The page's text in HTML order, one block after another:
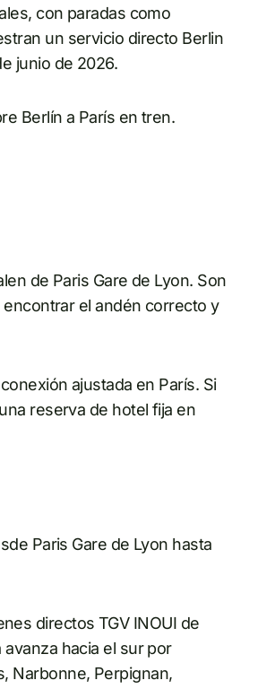
con paradas como
un servicio directo Berlin
junio de 2026.
Berlín a París en tren.
de Paris Gare de Lyon. Son
el andén correcto y
ajustada en París. Si
reserva de hotel fija en
Paris Gare de Lyon hasta
directos TGV INOUI de
hacia el sur por
Narbonne, Perpignan,